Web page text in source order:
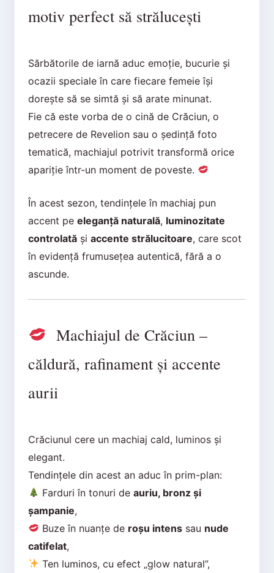
motiv perfect să strălucești
Sărbătorile de iarnă aduc emoție, bucurie și
ocazii speciale în care fiecare femeie își
dorește să se simtă și să arate minunat.
Fie că este vorba de o cină de Crăciun, o
petrecere de Revelion sau o ședință foto
tematică, machiajul potrivit transformă orice
apariție într-un moment de poveste.
În acest sezon, tendințele în machiaj pun
accent pe eleganță naturală, luminozitate
controlatăși accente strălucitoare, care scot
în evidență frumusețea autentică, fără a o
ascunde.
Machiajul de Crăciun –
căldură, rafinament și accente
aurii
Crăciunul cere un machiaj cald, luminos și
elegant.
Tendințele din acest an aduc în prim-plan:
Farduri în tonuri deauriu, bronz și
șampanie,
Buze în nuanțe de roșu intens sau nude
catifelat,
Ten luminos, cu efect „glow natural”,